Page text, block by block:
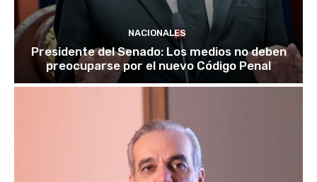
NACIONALES
Presidente del Senado: Los medios no deben
preocuparse por el nuevo Código Penal